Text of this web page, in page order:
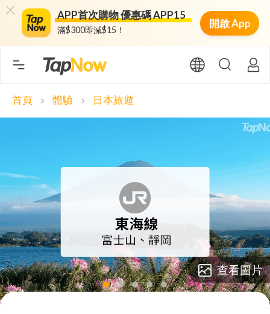
APP首次購物 優惠碼 APP15
滿$300即減$15！
開啟 App
首頁 chevron_right 體驗 chevron_right 日本旅遊
lens lens lens lens lens
查看圖片